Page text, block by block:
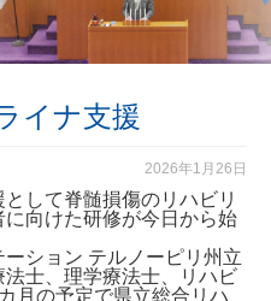
イナ支援
2026年1月26日
して脊髄損傷のリハビリ
向けた研修が今日から始
ション テルノーピリ州立
士、理学療法士、リハビ
月の予定で県立総合リハ